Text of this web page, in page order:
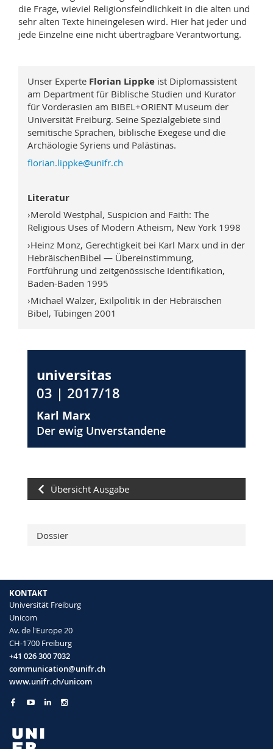
die Frage, wieviel Religionsfeindlichkeit in die alten und
sehr alten Texte hineingelesen wird. Hier hat jeder und
jede Einzelne eine nicht übertragbare Verantwortung.
Unser Experte Florian Lippke ist Diplomassistent
am Department für Biblische Studien und Kurator
für Vorderasien am BIBEL+ORIENT Museum der
Universität Freiburg. Seine Spezialgebiete sind
semitische Sprachen, biblische Exegese und die
Archäologie Syriens und Palästinas.
florian.lippke@unifr.ch
Literatur
›Merold Westphal, Suspicion and Faith: The
Religious Uses of Modern Atheism, New York 1998
›Heinz Monz, Gerechtigkeit bei Karl Marx und in der
HebräischenBibel — Übereinstimmung,
Fortführung und zeitgenössische Identifikation,
Baden-Baden 1995
›Michael Walzer, Exilpolitik in der Hebräischen
Bibel, Tübingen 2001
universitas
03 | 2017/18
Karl Marx
Der ewig Unverstandene
Übersicht Ausgabe
Dossier
KONTAKT
Universität Freiburg
Unicom
Av. de l'Europe 20
CH-1700 Freiburg
+41 026 300 7032
communication@unifr.ch
www.unifr.ch/unicom